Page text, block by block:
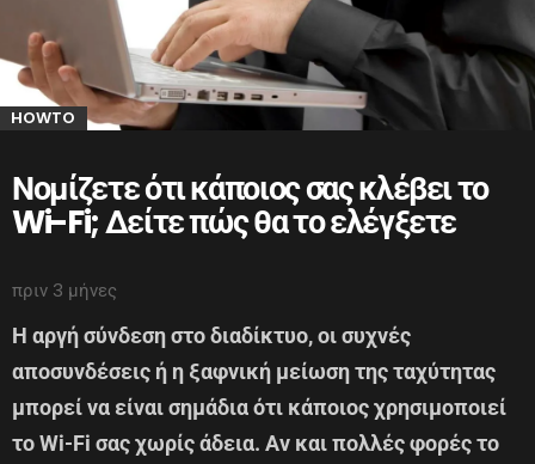
HOWTO
Νομίζετε ότι κάποιος σας κλέβει το
Wi-Fi; Δείτε πώς θα το ελέγξετε
πριν 3 μήνες
Η αργή σύνδεση στο διαδίκτυο, οι συχνές
αποσυνδέσεις ή η ξαφνική μείωση της ταχύτητας
μπορεί να είναι σημάδια ότι κάποιος χρησιμοποιεί
το Wi-Fi σας χωρίς άδεια. Αν και πολλές φορές το